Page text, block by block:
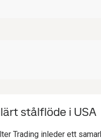
stålflöde i USA
Trading inleder ett